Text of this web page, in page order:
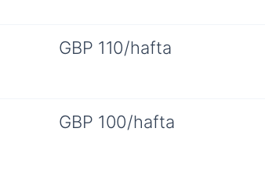
GBP 110/hafta
GBP 100/hafta